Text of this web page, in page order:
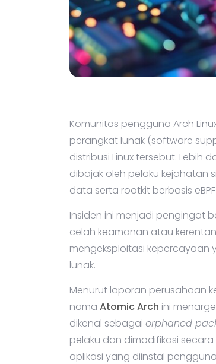
Komunitas pengguna Arch
perangkat lunak (software
distribusi Linux tersebut. Lebih
dibajak oleh pelaku kejahatan
data serta rootkit berbasis
Insiden ini menjadi pengingat
celah keamanan atau
mengeksploitasi
lunak.
Menurut laporan perusahaan
nama Atomic Arch ini
dikenal sebagai orphaned
pelaku dan dimodifikasi
aplikasi yang diinstal